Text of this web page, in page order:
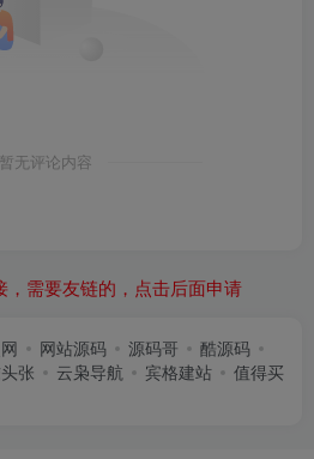
暂无评论内容
需要友链的，点击后面申请
网站源码 源码哥
酷源码
张 云枭导航 宾格建站
值得买